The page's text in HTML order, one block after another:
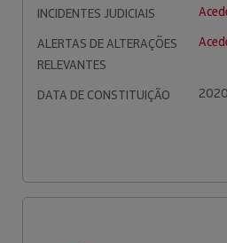
INCIDENTES JUDICIAIS
ALERTAS DE ALTERAÇÕES
RELEVANTES
DATA DE CONSTITUIÇÃO